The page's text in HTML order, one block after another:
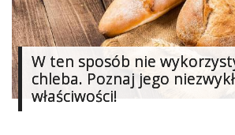
Zakupy
Kultura
Porady
ekspertów
W ten sposób nie
chleba. Poznaj jego
właściwości!